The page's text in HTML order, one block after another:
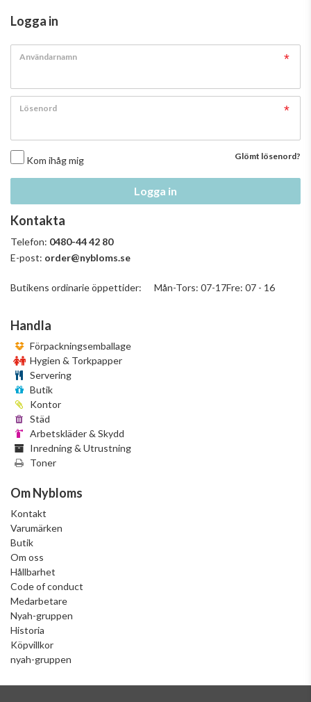
Logga in
Användarnamn
Lösenord
Kom ihåg mig Glömt lösenord?
Logga in
Kontakta
Telefon: 0480-44 42 80
E-post: order@nybloms.se
Butikens ordinarie öppettider: Mån-Tors: 07-17Fre: 07 - 16
Handla
Förpackningsemballage
Hygien & Torkpapper
Servering
Butik
Kontor
Städ
Arbetskläder & Skydd
Inredning & Utrustning
Toner
Om Nybloms
Kontakt
Varumärken
Butik
Om oss
Hållbarhet
Code of conduct
Medarbetare
Nyah-gruppen
Historia
Köpvillkor
nyah-gruppen